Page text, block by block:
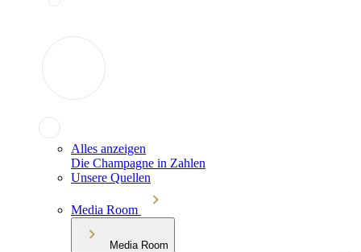
Alles anzeigen
Die Champagne in Zahlen
Unsere Quellen
Media Room
Media Room